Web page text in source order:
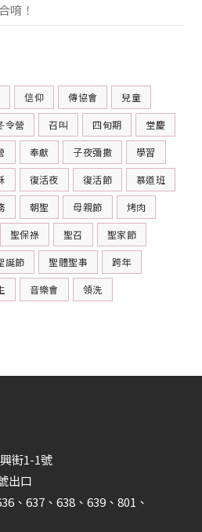
唷！
信仰 傳協會 兒童
令營 召叫 四旬期 堂慶
奉獻 子夜彌撒 學習
復活夜 復活節 慕道班
朝聖 母親節 烤肉
聖保祿 聖召 聖家節
誕節 聖體聖事 跨年
音樂會 領洗
街1-1號
出口
、637、638、639、801、